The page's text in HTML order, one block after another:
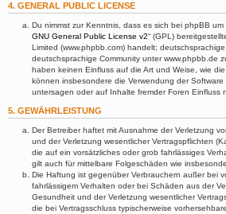
4. GENERAL PUBLIC LICENSE
Du nimmst zur Kenntnis, dass es sich bei phpBB um
GNU General Public License v2“ (GPL)
Limited (www.phpbb.com) handelt;
deutschsprachige Community unter www.phpbb.de
haben keinen Einfluss auf die Art und Weise, wie
können insbesondere die Verwendung der Software
untersagen oder auf Inhalte fremder Foren Einfluss
5. GEWÄHRLEISTUNG
Der Betreiber haftet mit Ausnahme der Verletzung
und der Verletzung wesentlicher Vertragspflichten
die auf ein vorsätzliches oder grob fahrlässiges
gilt auch für mittelbare Folgeschäden wie
Die Haftung ist gegenüber Verbrauchern außer bei
fahrlässigem Verhalten oder bei Schäden aus der
Gesundheit und der Verletzung wesentlicher
die bei Vertragsschluss typischerweise